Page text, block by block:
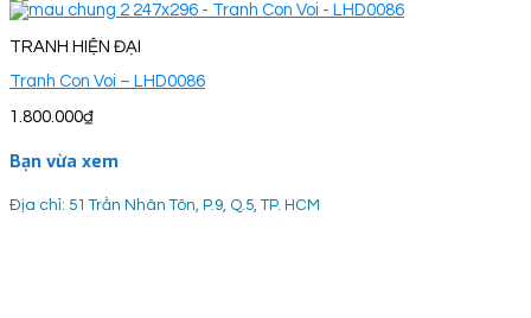
TRANH HIỆN ĐẠI
Tranh Con Voi – LHD0086
1.800.000₫
Bạn vừa xem
Địa chỉ: 51 Trần Nhân Tôn, P.9, Q.5, TP. HCM